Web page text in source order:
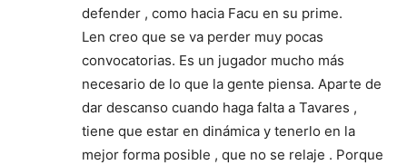
defender , como hacia Facu en su prime.
Len creo que se va perder muy pocas
convocatorias. Es un jugador mucho más
necesario de lo que la gente piensa. Aparte de
dar descanso cuando haga falta a Tavares ,
tiene que estar en dinámica y tenerlo en la
mejor forma posible , que no se relaje . Porque